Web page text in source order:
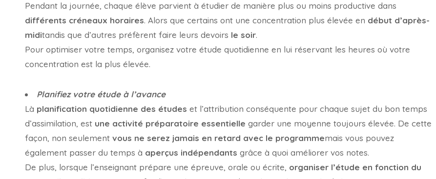
Pendant la journée, chaque élève parvient à étudier de manière plus ou moins productive dans
différents créneaux horaires. Alors que certains ont une concentration plus élevée en début d’après-
miditandis que d’autres préfèrent faire leurs devoirs le soir.
Pour optimiser votre temps, organisez votre étude quotidienne en lui réservant les heures où votre
concentration est la plus élevée.
Planifiez votre étude à l’avance
Là planification quotidienne des études et l’attribution conséquente pour chaque sujet du bon temps
d’assimilation, est une activité préparatoire essentielle garder une moyenne toujours élevée. De cette
façon, non seulement vous ne serez jamais en retard avec le programmemais vous pouvez
également passer du temps à aperçus indépendants grâce à quoi améliorer vos notes.
De plus, lorsque l’enseignant prépare une épreuve, orale ou écrite, organiser l’étude en fonction du